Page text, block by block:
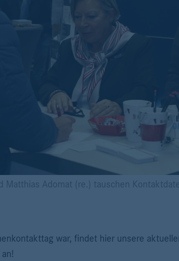
Matthias Adomat (re.) tauschen
war, findet hier unsere